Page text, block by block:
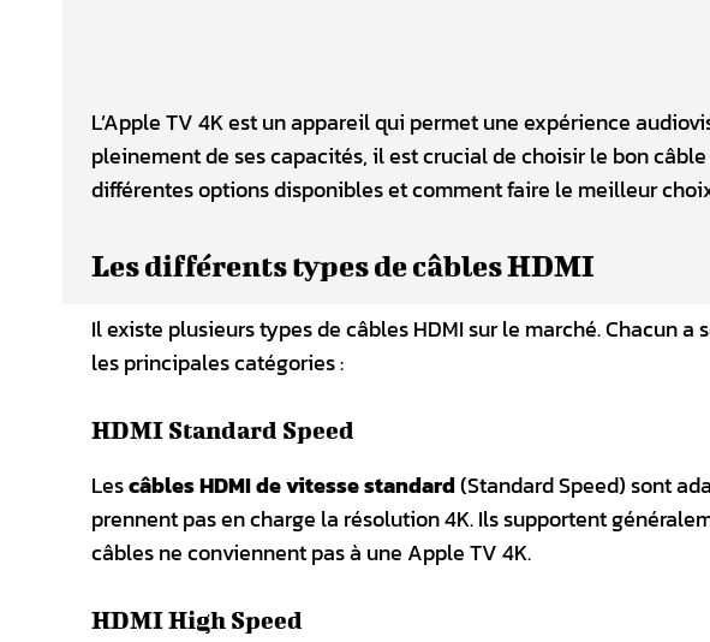
L’Apple TV 4K est un appareil qui permet une expérience
pleinement de ses capacités, il est crucial de choisir le bon
différentes options disponibles et comment faire le meilleur
Les différents types de câbles HDMI
Il existe plusieurs types de câbles HDMI sur le marché. Chacun
les principales catégories :
HDMI Standard Speed
Lescâbles HDMI de vitesse standard(Standard Speed) sont
prennent pas en charge la résolution 4K. Ils supportent
câbles ne conviennent pas à une Apple TV 4K.
HDMI High Speed